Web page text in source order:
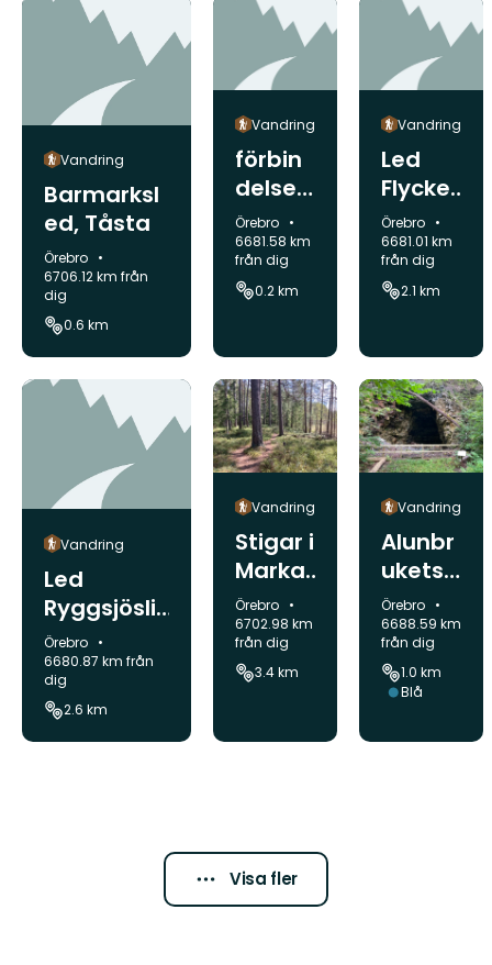
Vandring
Barmarksl
ed, Tåsta
Kommun:
Örebro
6706.12 km från
dig
0.6 km
Vandring
förbin
delse
till
Trollda
len
Kommun:
Örebro
6681.58 km
från dig
0.2 km
Vandring
Led
Flycke
berget
t.o.r
Kommun:
Örebro
6681.01 km
från dig
2.1 km
Vandring
Led
Ryggsjösli
ngan
Kommun:
Örebro
6680.87 km från
dig
2.6 km
Vandring
Stigar i
Marka
skoge
ns
naturr
eserva
Kommun:
Örebro
6702.98 km
från dig
3.4 km
Vandring
Alunbr
ukets
stigslin
ga
Kommun:
Örebro
6688.59 km
från dig
1.0 km
Blå
Visa fler